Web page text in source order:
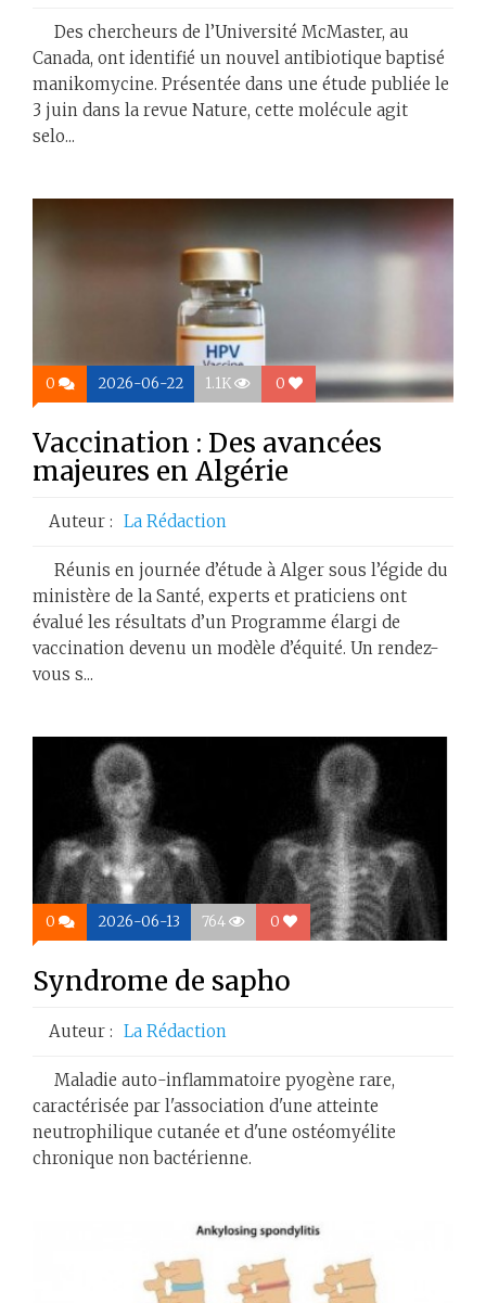
Des chercheurs de l’Université McMaster, au
Canada, ont identifié un nouvel antibiotique baptisé
manikomycine. Présentée dans une étude publiée le
3 juin dans la revue Nature, cette molécule agit
selo...
0 2026-06-22 1.1K 0
Vaccination : Des avancées
majeures en Algérie
Auteur : La Rédaction
Réunis en journée d’étude à Alger sous l’égide du
ministère de la Santé, experts et praticiens ont
évalué les résultats d’un Programme élargi de
vaccination devenu un modèle d’équité. Un rendez-
vous s...
0 2026-06-13 764 0
Syndrome de sapho
Auteur : La Rédaction
Maladie auto-inflammatoire pyogène rare,
caractérisée par l'association d'une atteinte
neutrophilique cutanée et d'une ostéomyélite
chronique non bactérienne.